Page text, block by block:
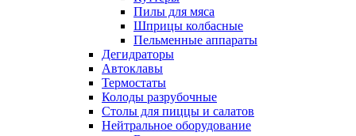
Пилы для мяса
Шприцы колбасные
Пельменные аппараты
Дегидраторы
Автоклавы
Термостаты
Колоды разрубочные
Столы для пиццы и салатов
Нейтральное оборудование